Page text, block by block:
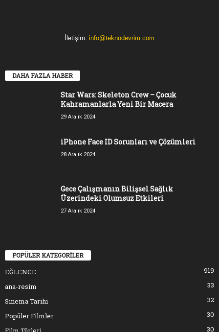
İletişim: info@teknodevrim.com
DAHA FAZLA HABER
Star Wars: Skeleton Crew – Çocuk
Kahramanlarla Yeni Bir Macera
29 Aralık 2024
iPhone Face ID Sorunları ve Çözümleri
28 Aralık 2024
Gece Çalışmanın Bilişsel Sağlık
Üzerindeki Olumsuz Etkileri
27 Aralık 2024
POPÜLER KATEGORİLER
EĞLENCE
919
ana-resim
33
Sinema Tarihi
32
Popüler Filmler
30
30